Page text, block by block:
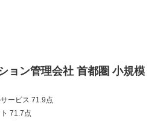
ョン管理会社 首都圏 小規模
ービス 71.9点
71.7点